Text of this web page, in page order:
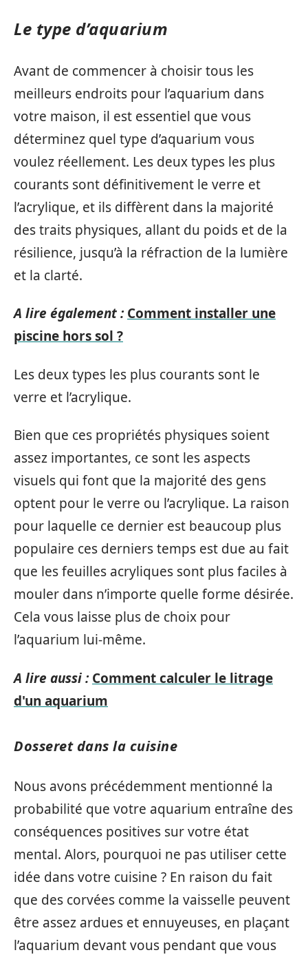
Le type d’aquarium
Avant de commencer à choisir tous les
meilleurs endroits pour l’aquarium dans
votre maison, il est essentiel que vous
déterminez quel type d’aquarium vous
voulez réellement. Les deux types les plus
courants sont définitivement le verre et
l’acrylique, et ils diffèrent dans la majorité
des traits physiques, allant du poids et de la
résilience, jusqu’à la réfraction de la lumière
et la clarté.
A lire également : Comment installer une
piscine hors sol ?
Les deux types les plus courants sont le
verre et l’acrylique.
Bien que ces propriétés physiques soient
assez importantes, ce sont les aspects
visuels qui font que la majorité des gens
optent pour le verre ou l’acrylique. La raison
pour laquelle ce dernier est beaucoup plus
populaire ces derniers temps est due au fait
que les feuilles acryliques sont plus faciles à
mouler dans n’importe quelle forme désirée.
Cela vous laisse plus de choix pour
l’aquarium lui-même.
A lire aussi : Comment calculer le litrage
d'un aquarium
Dosseret dans la cuisine
Nous avons précédemment mentionné la
probabilité que votre aquarium entraîne des
conséquences positives sur votre état
mental. Alors, pourquoi ne pas utiliser cette
idée dans votre cuisine ? En raison du fait
que des corvées comme la vaisselle peuvent
être assez ardues et ennuyeuses, en plaçant
l’aquarium devant vous pendant que vous